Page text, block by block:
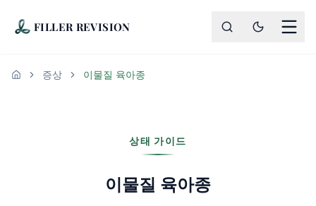
FILLER REVISION
홈 증상 이물질 육아종
상태 가이드
이물질 육아종